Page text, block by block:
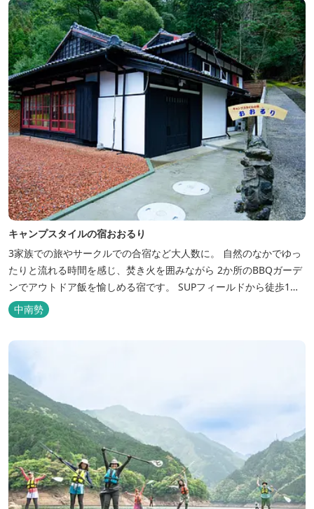
キャンプスタイルの宿おおるり
3家族での旅やサークルでの合宿など大人数に。 自然のなかでゆっ
たりと流れる時間を感じ、焚き火を囲みながら 2か所のBBQガーデ
ンでアウトドア飯を愉しめる宿です。 SUPフィールドから徒歩1
分。絶景に囲まれた水上アクティビティも満喫したい方へ。
中南勢